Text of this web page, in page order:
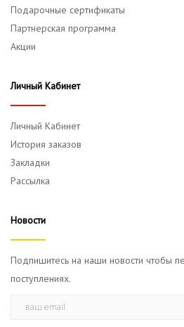
Подарочные сертификаты
Партнерская программа
Акции
Личный Кабинет
Личный Кабинет
История заказов
Закладки
Рассылка
Новости
Подпишитесь на наши новости чтобы
поступлениях.